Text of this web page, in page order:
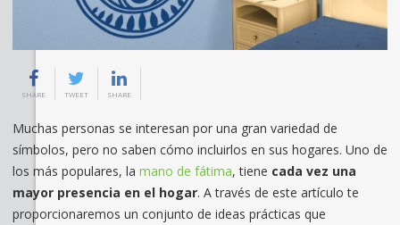
SHARE TWEET SHARE
Muchas personas se interesan por una gran variedad de
símbolos, pero no saben cómo incluirlos en sus hogares. Uno de
los más populares, la mano de fátima, tiene cada vez una
mayor presencia en el hogar. A través de este artículo te
proporcionaremos un conjunto de ideas prácticas que